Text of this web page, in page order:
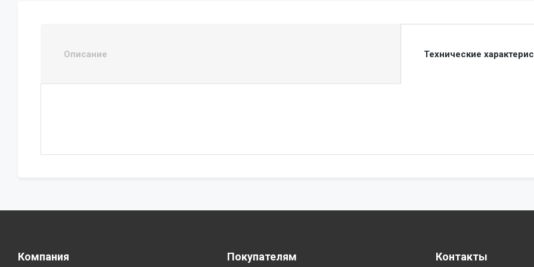
Описание Технические
Компания Покупателям Контакты